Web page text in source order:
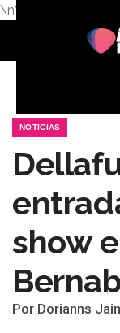
\n\n
NOTICIAS
show
Por Dorianns